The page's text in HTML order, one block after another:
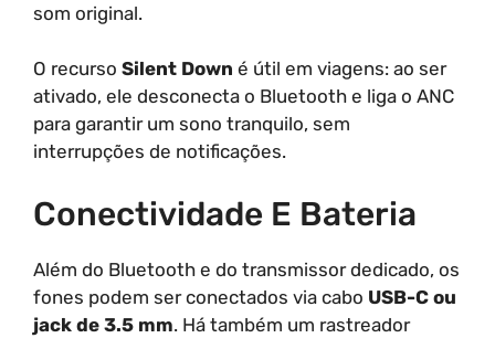
som original.
O recurso Silent Down é útil em viagens: ao ser
ativado, ele desconecta o Bluetooth e liga o ANC
para garantir um sono tranquilo, sem
interrupções de notificações.
Conectividade E Bateria
Além do Bluetooth e do transmissor dedicado, os
fones podem ser conectados via cabo USB-C ou
jack de 3.5 mm. Há também um rastreador